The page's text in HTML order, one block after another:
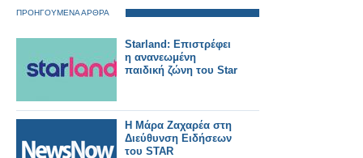
ΠΡΟΗΓΟΥΜΕΝΑ ΑΡΘΡΑ
Starland: Επιστρέφει
η ανανεωμένη
παιδική ζώνη του Star
Η Μάρα Ζαχαρέα στη
Διεύθυνση Ειδήσεων
του STAR